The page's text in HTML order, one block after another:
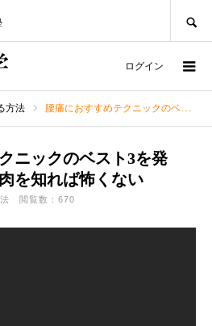
ログイン
方法 腰痛におすすめテクニックのベスト3を発表！腰痛に効く筋肉を知れば怖くない
ニックのベスト3を発
を知れば怖くない
閲覧数：670